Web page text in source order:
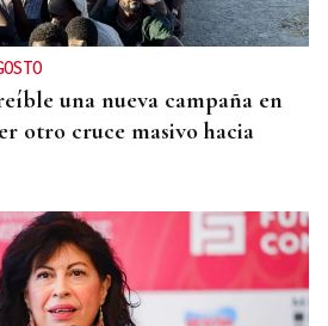
una nueva campaña en
otro cruce masivo hacia